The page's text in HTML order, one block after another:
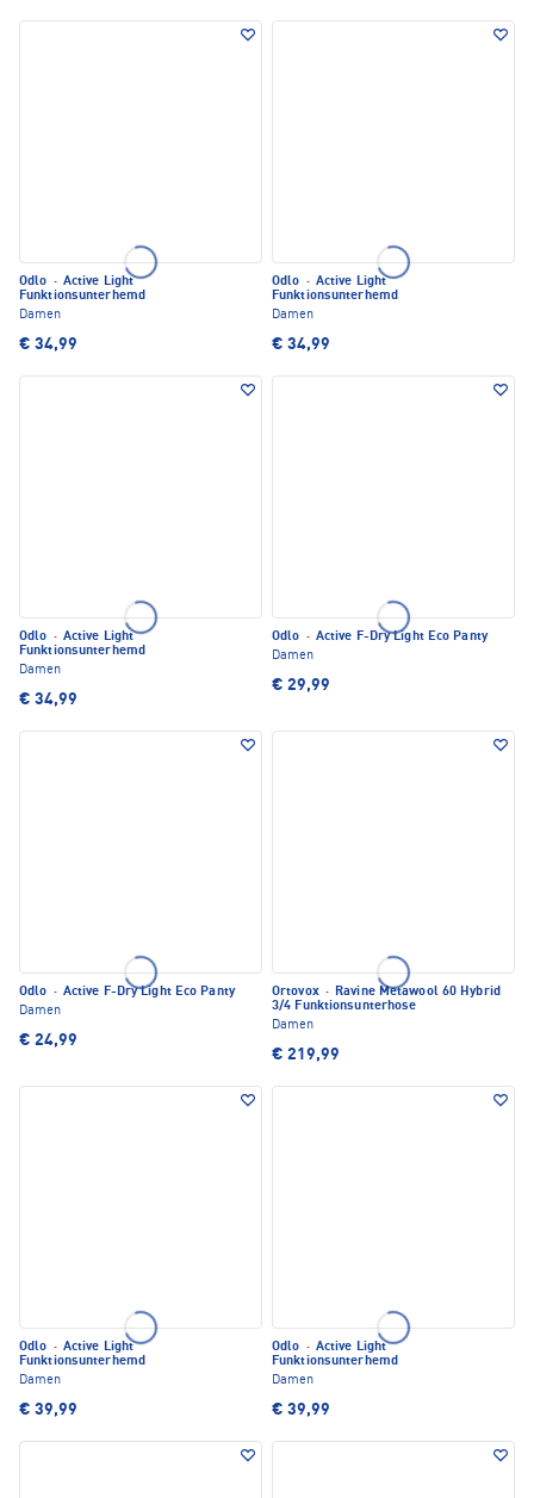
Odlo · Active Light
Funktionsunterhemd
Damen
€ 34,99
Odlo · Active Light
Funktionsunterhemd
Damen
€ 34,99
Odlo · Active Light
Funktionsunterhemd
Damen
€ 34,99
Odlo · Active F-Dry Light Eco Panty
Damen
€ 29,99
Odlo · Active F-Dry Light Eco Panty
Damen
€ 24,99
Ortovox · Ravine Metawool 60 Hybrid
3/4 Funktionsunterhose
Damen
€ 219,99
Odlo · Active Light
Funktionsunterhemd
Damen
€ 39,99
Odlo · Active Light
Funktionsunterhemd
Damen
€ 39,99